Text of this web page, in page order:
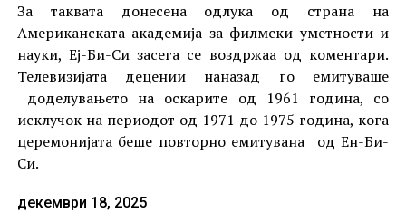
За таквата донесена одлука од страна на
Американската академија за филмски уметности и
науки, Еј-Би-Си засега се воздржаа од коментари.
Телевизијата децении наназад го емитуваше
доделувањето на оскарите од 1961 година, со
исклучок на периодот од 1971 до 1975 година, кога
церемонијата беше повторно емитувана од Ен-Би-
Си.
декември 18, 2025